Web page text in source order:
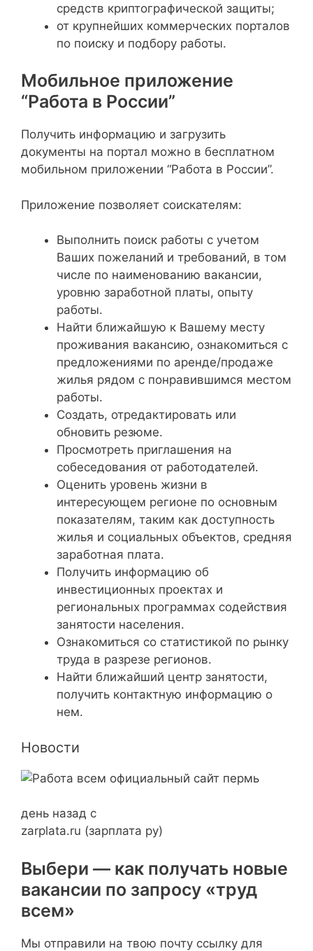
средств криптографической защиты;
от крупнейших коммерческих порталов
по поиску и подбору работы.
Мобильное приложение
“Работа в России”
Получить информацию и загрузить
документы на портал можно в бесплатном
мобильном приложении “Работа в России”.
Приложение позволяет соискателям:
Выполнить поиск работы с учетом
Ваших пожеланий и требований, в том
числе по наименованию вакансии,
уровню заработной платы, опыту
работы.
Найти ближайшую к Вашему месту
проживания вакансию, ознакомиться с
предложениями по аренде/продаже
жилья рядом с понравившимся местом
работы.
Создать, отредактировать или
обновить резюме.
Просмотреть приглашения на
собеседования от работодателей.
Оценить уровень жизни в
интересующем регионе по основным
показателям, таким как доступность
жилья и социальных объектов, средняя
заработная плата.
Получить информацию об
инвестиционных проектах и
региональных программах содействия
занятости населения.
Ознакомиться со статистикой по рынку
труда в разрезе регионов.
Найти ближайший центр занятости,
получить контактную информацию о
нем.
Новости
день назад с
zarplata.ru (зарплата ру)
Выбери — как получать новые
вакансии по запросу «труд
всем»
Мы отправили на твою почту ссылку для